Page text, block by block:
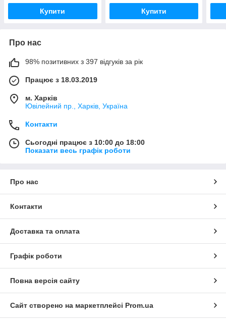
Купити Купити
Про нас
98% позитивних з 397 відгуків за рік
Працює з 18.03.2019
м. Харків
Ювілейний пр., Харків, Україна
Контакти
Сьогодні працює з 10:00 до 18:00
Показати весь графік роботи
Про нас
Контакти
Доставка та оплата
Графік роботи
Повна версія сайту
Сайт створено на маркетплейсі Prom.ua